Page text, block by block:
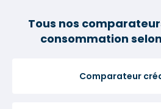
Tous nos
consommation
Comparateur